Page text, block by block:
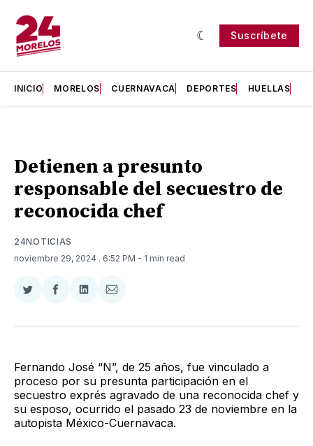
Suscríbete
INICIO MORELOS CUERNAVACA DEPORTES HUELLAS
Detienen a presunto
responsable del secuestro de
reconocida chef
24NOTICIAS
noviembre 29, 2024 . 6:52 PM - 1 min read
Compartir
Twitter
Compartir
Facebook
Compartir
LinkedIn
Compartir
Email
Fernando José “N”, de 25 años, fue vinculado a
proceso por su presunta participación en el
secuestro exprés agravado de una reconocida chef y
su esposo, ocurrido el pasado 23 de noviembre en la
autopista México-Cuernavaca.